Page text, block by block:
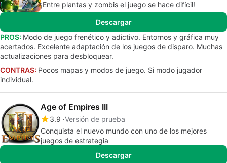
¡Entre plantas y zombis el juego se hace difícil!
Descargar
PROS: Modo de juego frenético y adictivo. Entornos y gráfica muy
acertados. Excelente adaptación de los juegos de disparo. Muchas
actualizaciones para desbloquear.
CONTRAS: Pocos mapas y modos de juego. Si modo jugador
individual.
Age of Empires III
3.9 Versión de prueba
Conquista el nuevo mundo con uno de los mejores
juegos de estrategia
Descargar